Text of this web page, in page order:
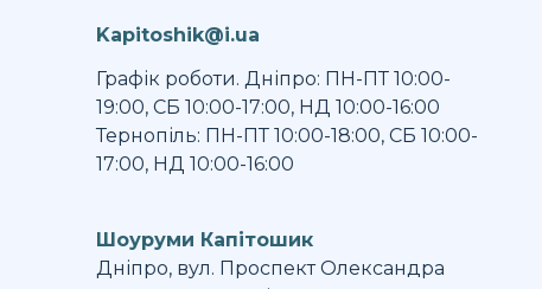
Kapitoshik@i.ua
Графік роботи. Дніпро: ПН-ПТ 10:00-
19:00, СБ 10:00-17:00, НД 10:00-16:00
Тернопіль: ПН-ПТ 10:00-18:00, СБ 10:00-
17:00, НД 10:00-16:00
Шоуруми Капітошик
Дніпро, вул. Проспект Олександра